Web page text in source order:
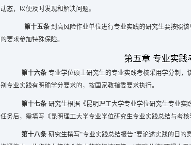
动态，以便及时发现和解决问题。
第十五条 到高风险作业单位进行专业实践的研究生要按照
的要求参加特殊保险。
第五章 专业实践
第十六条 专业学位硕士研究生的专业实践考核采用学分制
别专业实践有明确学分要求的，按国家教指委要求执行。
第十七条 研究生根据《昆明理工大学专业学位研究生专业
任务后，需填写《昆明理工大学专业学位研究生专业实践总结与考核
第十八条 研究生撰写“专业实践总结报告”要论述实践的目